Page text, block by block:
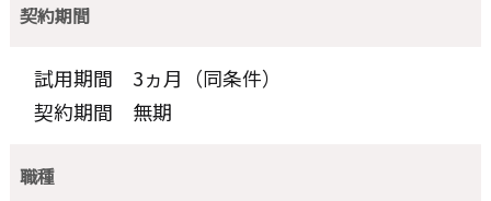
契約期間
試用期間 3ヵ月（同条件）
契約期間 無期
職種